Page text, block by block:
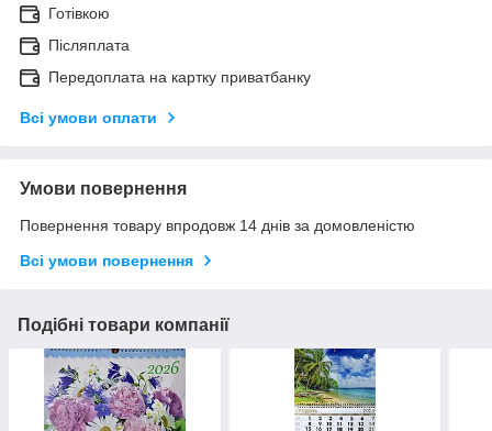
Готівкою
Післяплата
Передоплата на картку приватбанку
Всі умови оплати
Умови повернення
Повернення товару впродовж 14 днів за домовленістю
Всі умови повернення
Подібні товари компанії